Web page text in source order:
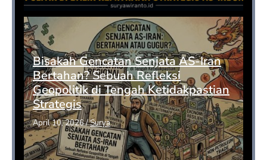
Bisakah Gencatan Senjata AS-Iran
Bertahan? Sebuah Refleksi
Geopolitik di Tengah Ketidakpastian
Strategis
April 10, 2026/Surya